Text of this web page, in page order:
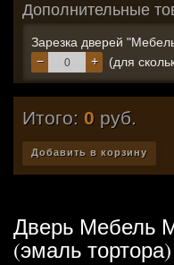
Дополнительные
Зарезка дверей
+
− (для
Итого: 0 руб.
Добавить в корзину
Дверь Мебель
(эмаль тортора)